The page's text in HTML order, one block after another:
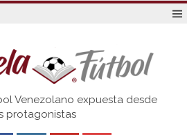
Venezuela
Venezolano expuesta desde
protagonistas